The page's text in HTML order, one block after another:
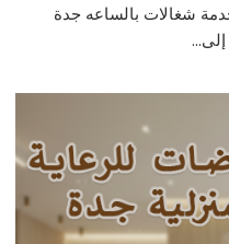
شغالات بالساعه جدة